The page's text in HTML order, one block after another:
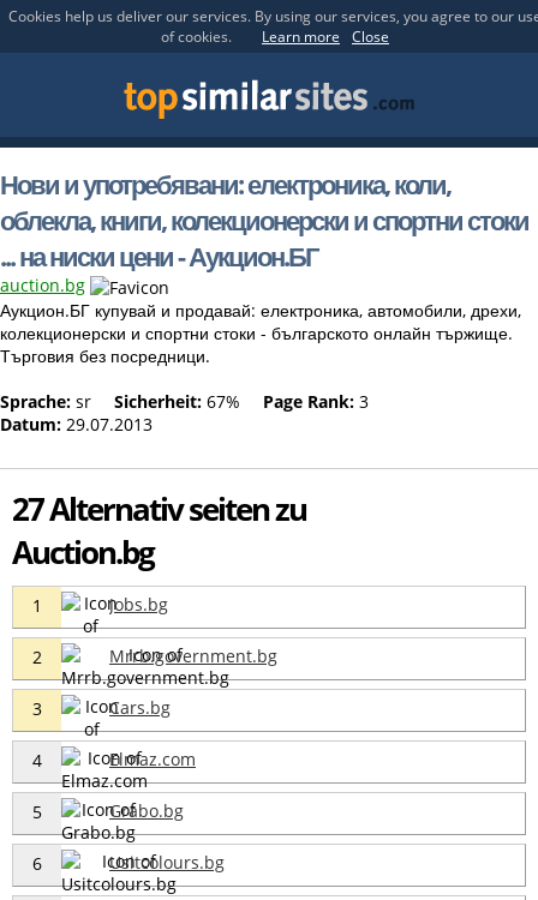
Cookies help us deliver our services. By using our services, you agree to our
of cookies.
Learn more Close
Нови и употребявани: електроника, коли,
облекла, книги, колекционерски и спортни стоки
... на ниски цени - Аукцион.БГ
auction.bg
Аукцион.БГ купувай и продавай: електроника, автомобили, дрехи,
колекционерски и спортни стоки - българското онлайн тържище.
Търговия без посредници.
Sprache: sr Sicherheit: 67% Page Rank: 3
Datum: 29.07.2013
27 Alternativ seiten zu
Auction.bg
1 Jobs.bg
2 Mrrb.government.bg
3 Cars.bg
4 Elmaz.com
5 Grabo.bg
6 Usitcolours.bg